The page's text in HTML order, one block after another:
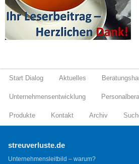
Start Dialog Aktuelles
Unternehmensentwicklung
Produkte Kontakt Archiv
streuverluste.de
Unternehmensleitbild – warum?